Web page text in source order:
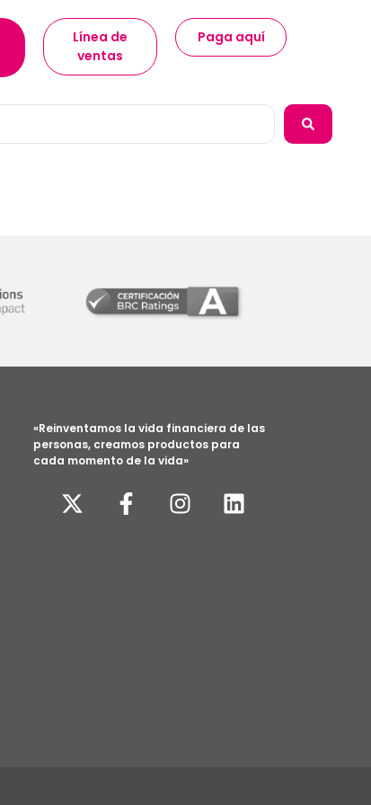
Línea de
ventas
Paga aquí
«Reinventamos la vida financiera de las
personas, creamos productos para
cada momento de la vida»